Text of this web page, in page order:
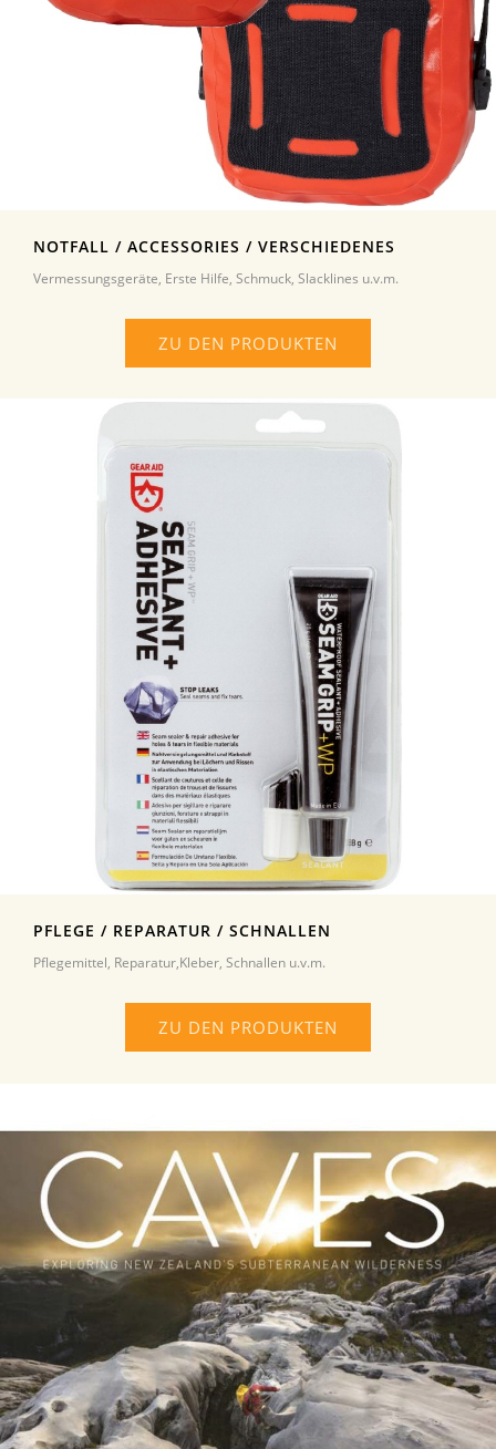
NOTFALL / ACCESSORIES / VERSCHIEDENES
Vermessungsgeräte, Erste Hilfe, Schmuck, Slacklines u.v.m.
ZU DEN PRODUKTEN
PFLEGE / REPARATUR / SCHNALLEN
Pflegemittel, Reparatur,Kleber, Schnallen u.v.m.
ZU DEN PRODUKTEN